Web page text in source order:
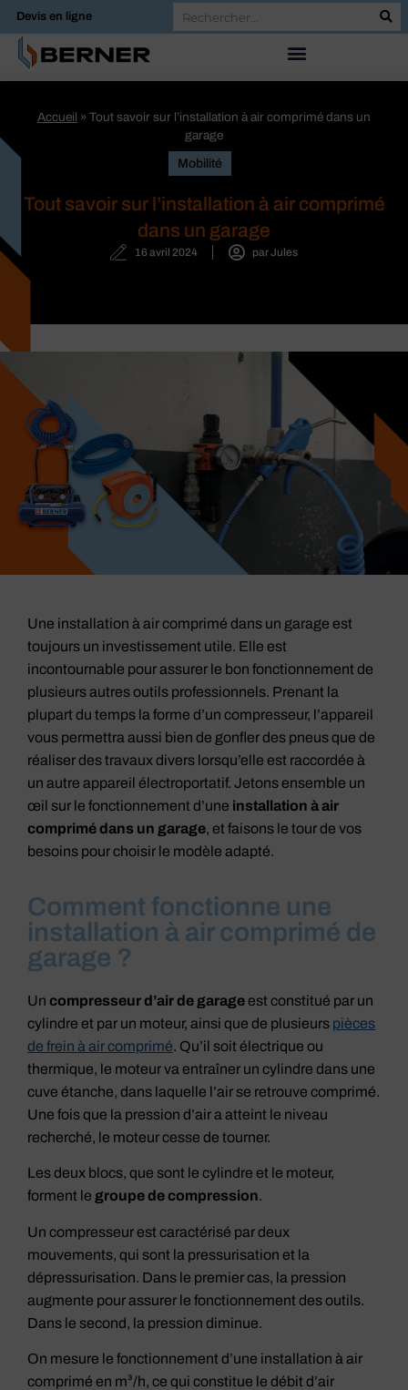
Devis en ligne
Accueil » Tout savoir sur l’installation à air comprimé dans un
garage
Mobilité
Tout savoir sur l’installation à air comprimé
dans un garage
16 avril 2024 parJules
Une installation à air comprimé dans un garage est
toujours un investissement utile. Elle est
incontournable pour assurer le bon fonctionnement de
plusieurs autres outils professionnels. Prenant la
plupart du temps la forme d’un compresseur, l’appareil
vous permettra aussi bien de gonfler des pneus que de
réaliser des travaux divers lorsqu’elle est raccordée à
un autre appareil électroportatif. Jetons ensemble un
œil sur le fonctionnement d’une installation à air
comprimé dans un garage, et faisons le tour de vos
besoins pour choisir le modèle adapté.
Comment fonctionne une
installation à air comprimé de
garage ?
Un compresseur d’air de garageest constitué par un
cylindre et par un moteur, ainsi que de plusieurs pièces
de frein à air comprimé. Qu’il soit électrique ou
thermique, le moteur va entraîner un cylindre dans une
cuve étanche, dans laquelle l’air se retrouve comprimé.
Une fois que la pression d’air a atteint le niveau
recherché, le moteur cesse de tourner.
Les deux blocs, que sont le cylindre et le moteur,
forment le groupe de compression.
Un compresseur est caractérisé par deux
mouvements, qui sont la pressurisation et la
dépressurisation. Dans le premier cas, la pression
augmente pour assurer le fonctionnement des outils.
Dans le second, la pression diminue.
On mesure le fonctionnement d’une installation à air
comprimé en m³/h, ce qui constitue le débit d’air